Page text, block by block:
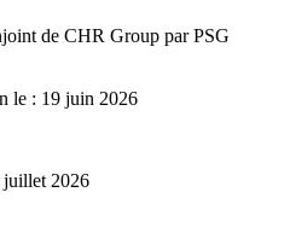
de CHR Group par PSG
le : 19 juin 2026
juillet 2026